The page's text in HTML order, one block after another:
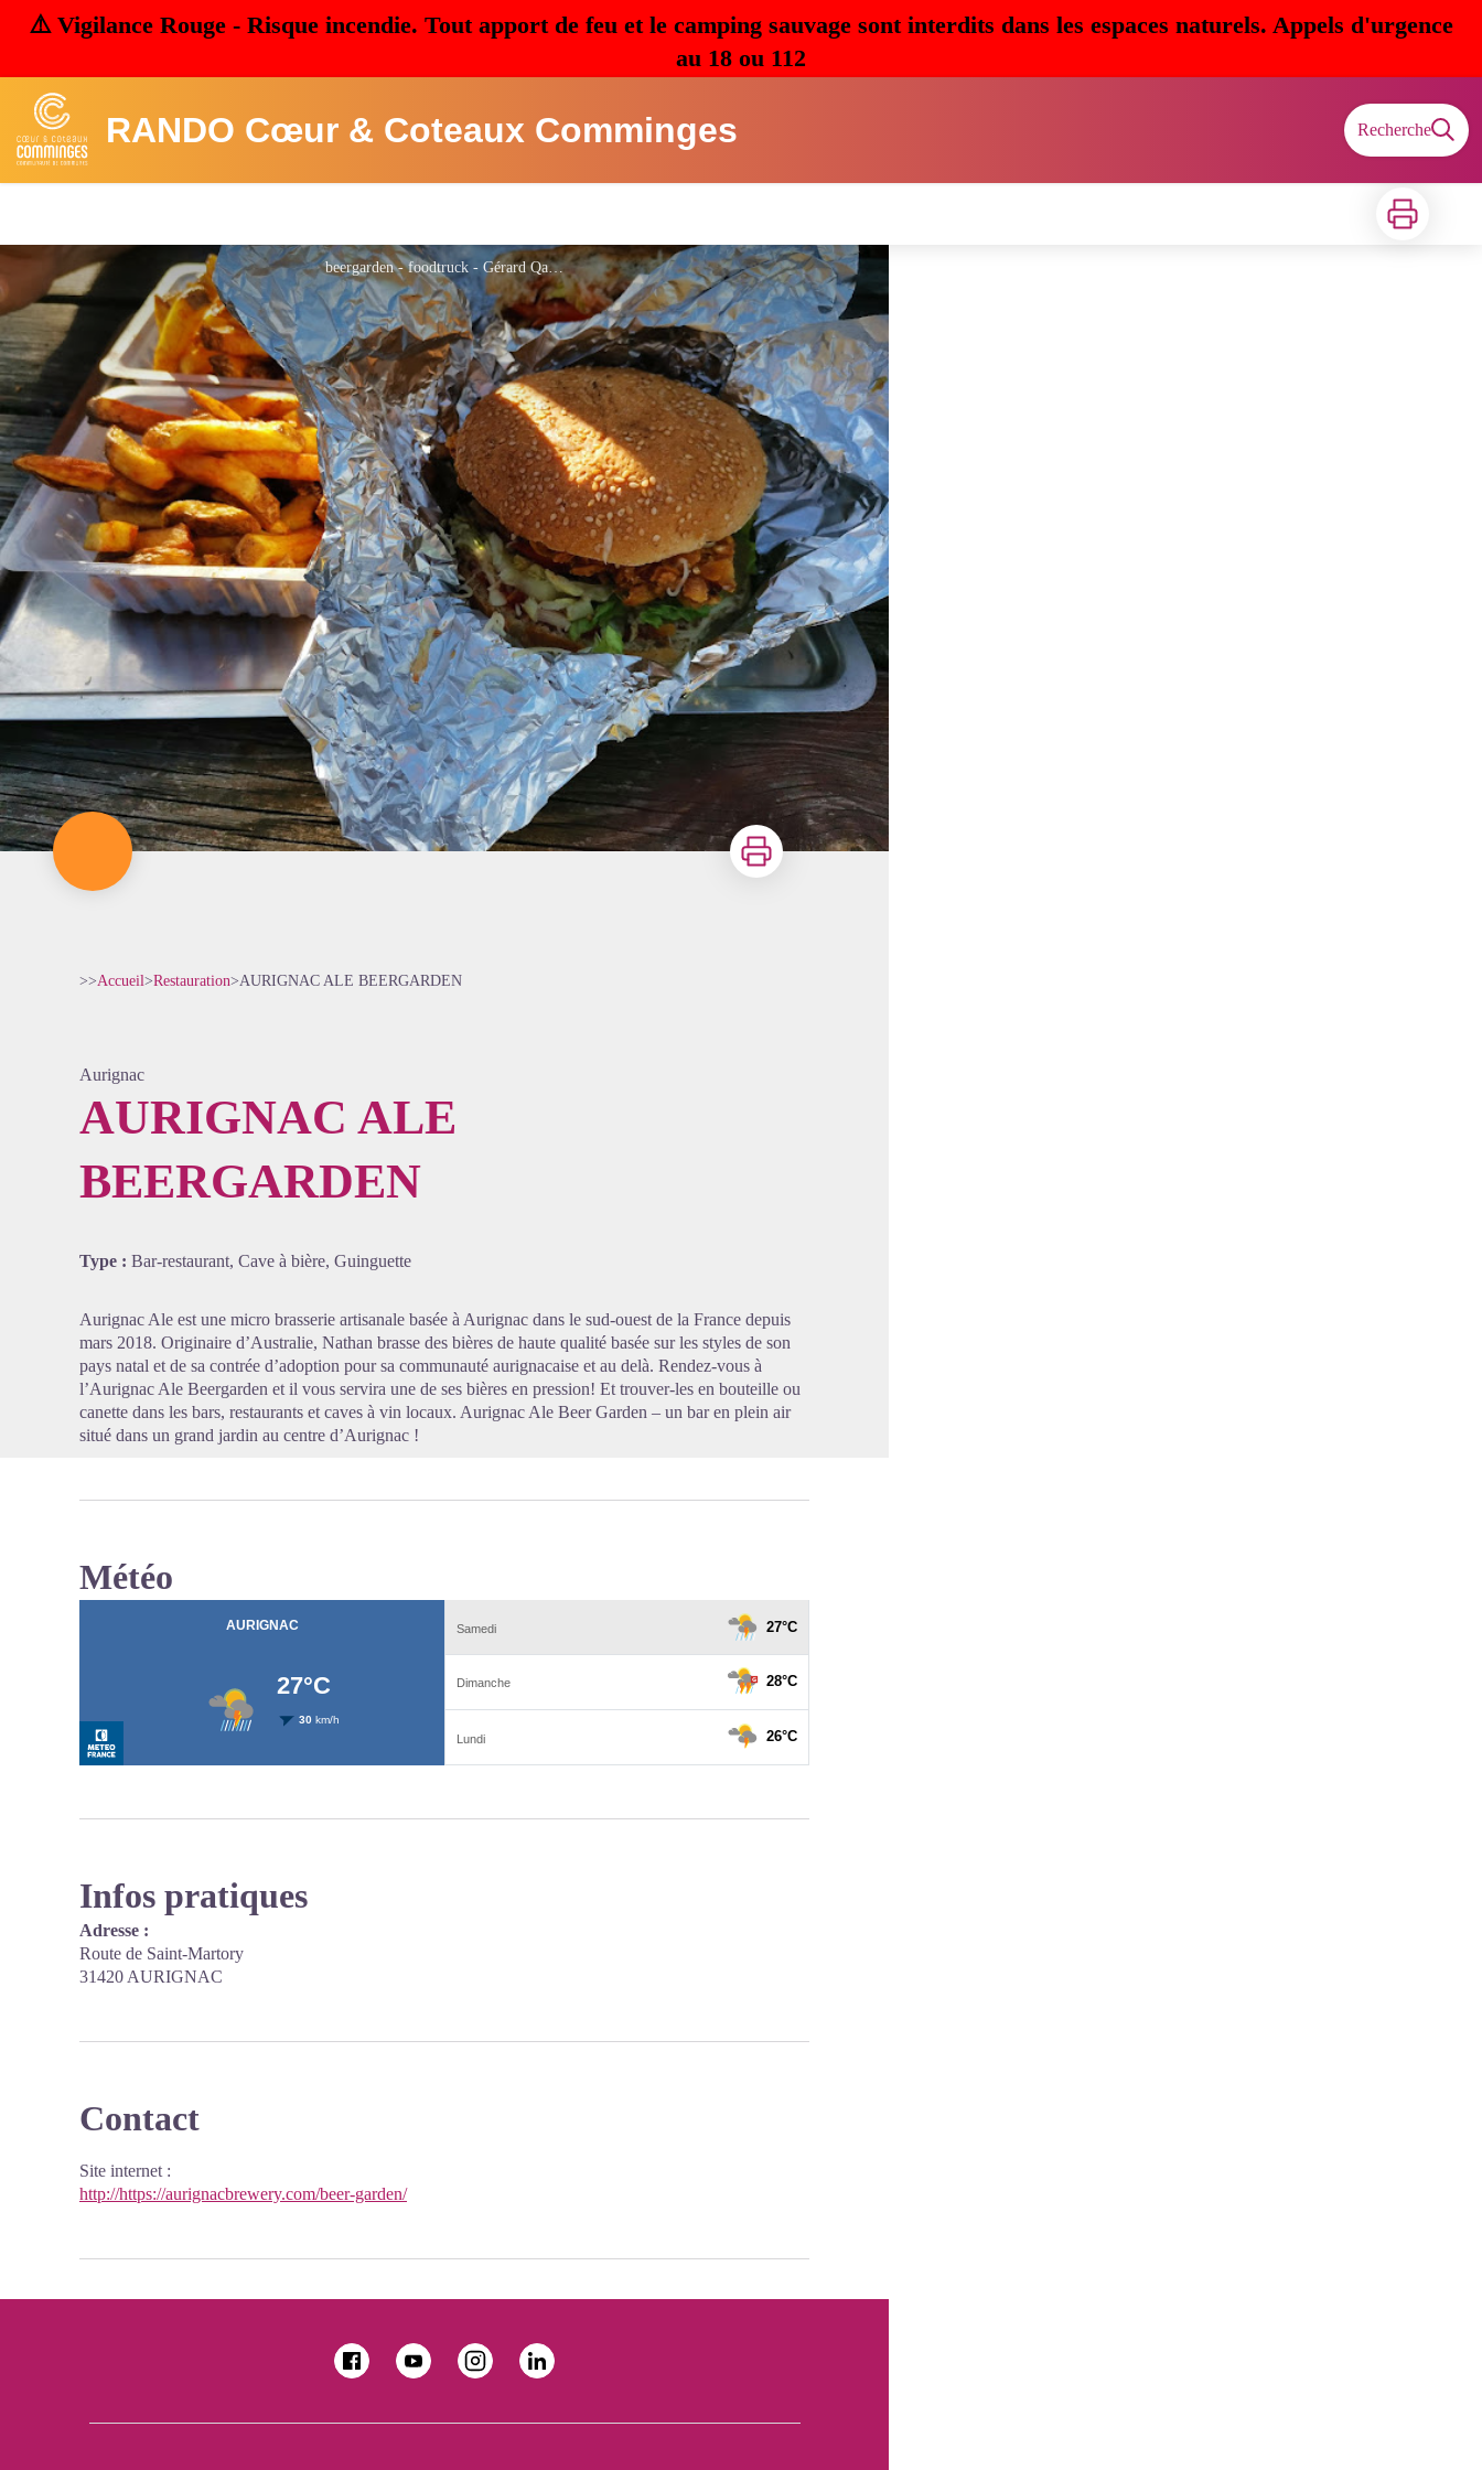
⚠️ Vigilance Rouge - Risque incendie. Tout apport de feu et le camping sauvage sont interdits dans les espaces naturels. Appels d'urgence
au 18 ou 112
RANDO Cœur & Coteaux Comminges Recherche
Imprimer
beergarden - foodtruck - Gérard Qadir
Imprimer
>>Accueil>Restauration>AURIGNAC ALE BEERGARDEN
Aurignac
AURIGNAC ALE
BEERGARDEN
Type : Bar-restaurant, Cave à bière, Guinguette
Aurignac Ale est une micro brasserie artisanale basée à Aurignac dans le sud-ouest de la France depuis
mars 2018. Originaire d’Australie, Nathan brasse des bières de haute qualité basée sur les styles de son
pays natal et de sa contrée d’adoption pour sa communauté aurignacaise et au delà. Rendez-vous à
l’Aurignac Ale Beergarden et il vous servira une de ses bières en pression! Et trouver-les en bouteille ou
canette dans les bars, restaurants et caves à vin locaux. Aurignac Ale Beer Garden – un bar en plein air
situé dans un grand jardin au centre d’Aurignac !
Météo
Infos pratiques
Adresse :
Route de Saint-Martory
31420 AURIGNAC
Contact
Site internet :
http://https://aurignacbrewery.com/beer-garden/